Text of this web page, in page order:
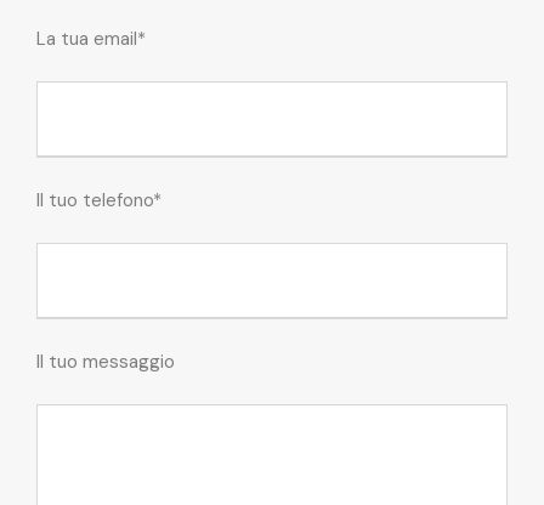
La tua email*
Il tuo telefono*
Il tuo messaggio